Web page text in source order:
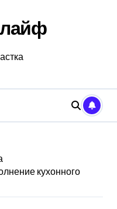
кухонного